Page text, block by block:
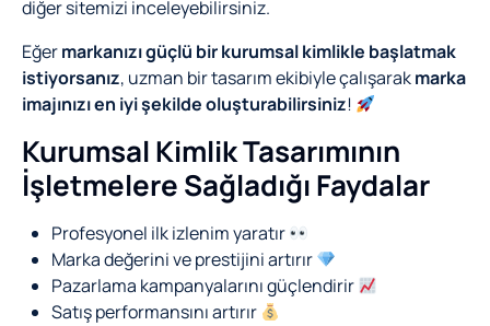
diğer sitemizi inceleyebilirsiniz.
Eğermarkanızı güçlü bir kurumsal kimlikle başlatmak
istiyorsanız, uzman bir tasarım ekibiyle çalışarakmarka
imajınızı en iyi şekilde oluşturabilirsiniz!
Kurumsal Kimlik Tasarımının
İşletmelere Sağladığı Faydalar
Profesyonel ilk izlenim yaratır
Marka değerini ve prestijini artırır
Pazarlama kampanyalarını güçlendirir
Satış performansını artırır